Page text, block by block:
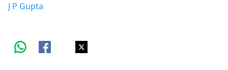
J P Gupta